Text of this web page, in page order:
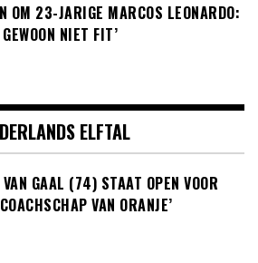
OM 23-JARIGE MARCOS LEONARDO:
NIET FIT’
ELFTAL
VAN GAAL (74) STAAT OPEN VOOR
VAN ORANJE’